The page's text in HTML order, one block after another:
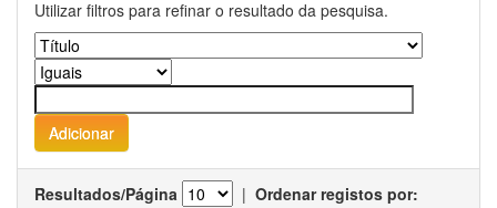
Utilizar filtros para refinar o resultado da pesquisa.
Resultados/Página | Ordenar registos por: